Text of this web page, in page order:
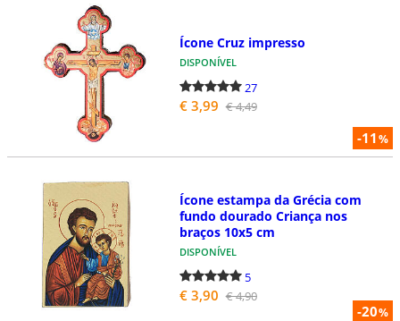
-11%
Ícone Cruz impresso
DISPONÍVEL
27
€ 3,99 € 4,49
-20%
Ícone estampa da Grécia com
fundo dourado Criança nos
braços 10x5 cm
DISPONÍVEL
5
€ 3,90 € 4,90